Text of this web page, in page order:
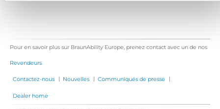
Pour en savoir plus sur BraunAbility Europe, prenez contact avec un de nos
Revendeurs
Contactez-nous | Nouvelles | Communiqués de presse |
Dealer home